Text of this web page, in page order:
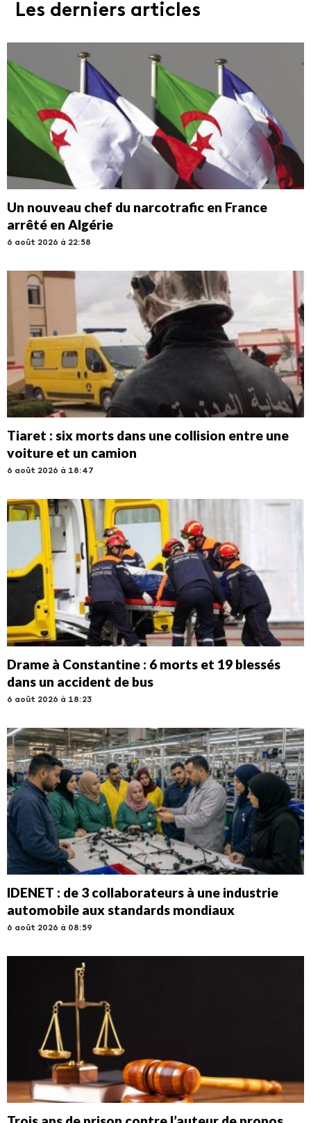
Les derniers articles
Un nouveau chef du narcotrafic en France
arrêté en Algérie
6 août 2026 à 22:58
Tiaret : six morts dans une collision entre une
voiture et un camion
6 août 2026 à 18:47
Drame à Constantine : 6 morts et 19 blessés
dans un accident de bus
6 août 2026 à 18:23
IDENET : de 3 collaborateurs à une industrie
automobile aux standards mondiaux
6 août 2026 à 08:59